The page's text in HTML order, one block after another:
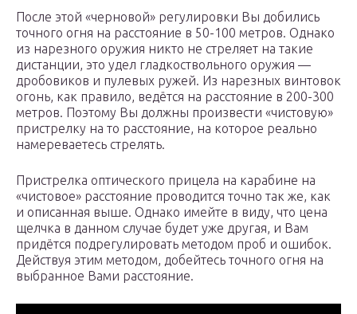
После этой «черновой» регулировки Вы добились
точного огня на расстояние в 50-100 метров. Однако
из нарезного оружия никто не стреляет на такие
дистанции, это удел гладкоствольного оружия —
дробовиков и пулевых ружей. Из нарезных винтовок
огонь, как правило, ведётся на расстояние в 200-300
метров. Поэтому Вы должны произвести «чистовую»
пристрелку на то расстояние, на которое реально
намереваетесь стрелять.
Пристрелка оптического прицела на карабине на
«чистовое» расстояние проводится точно так же, как
и описанная выше. Однако имейте в виду, что цена
щелчка в данном случае будет уже другая, и Вам
придётся подрегулировать методом проб и ошибок.
Действуя этим методом, добейтесь точного огня на
выбранное Вами расстояние.